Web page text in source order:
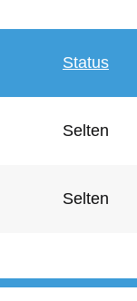
Status
Selten
Selten